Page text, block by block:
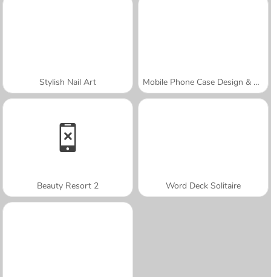
Stylish Nail Art Mobile Phone Case Design & DIY
Beauty Resort 2 Word Deck Solitaire